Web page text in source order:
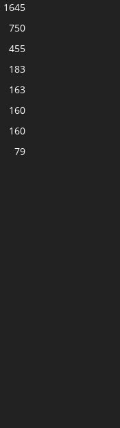
1645
750
455
183
163
160
160
79